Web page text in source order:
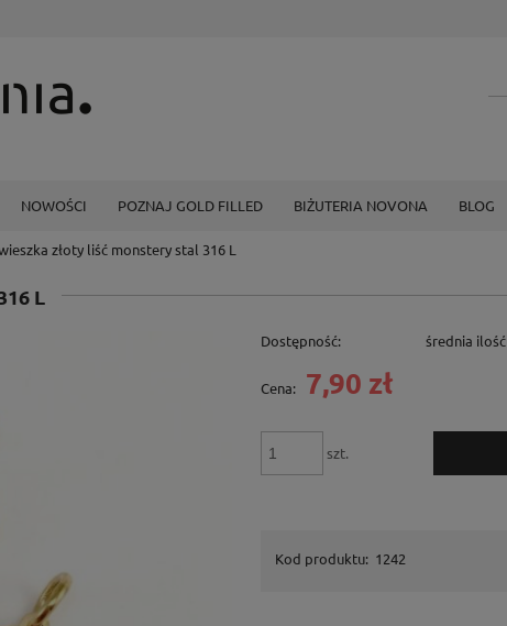
NOWOŚCI POZNAJ GOLD FILLED BIŻUTERIA NOVONA BLOG
złoty liść monstery stal 316 L
L
Dostępność: średnia ilość
Cena: 7,90 zł
szt.
Kod produktu: 1242